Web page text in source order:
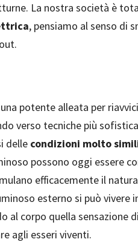
La nostra società è
, pensiamo al senso di
potente alleata per
verso tecniche più
delle condizioni molto
possono oggi essere
efficacemente il
esterno si può vivere
al corpo quella sensazione
agli esseri viventi.